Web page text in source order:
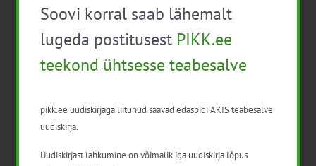
Pikk.ee uudiskirjaga liitumine.
Soovi korral saab lähemalt
lugeda postitusest PIKK.ee
teekond ühtsesse teabesalve
pikk.ee uudiskirjaga liitunud saavad edaspidi AKIS teabesalve
uudiskirja.
Uudiskirjast lahkumine on võimalik iga uudiskirja lõpus